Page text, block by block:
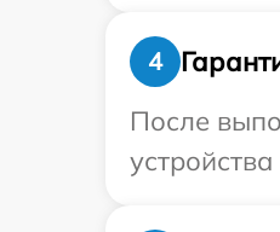
4
После